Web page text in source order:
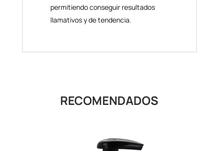
permitiendo conseguir resultados
llamativos y de tendencia.
RECOMENDADOS